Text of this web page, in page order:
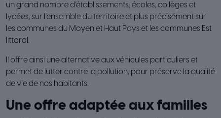
un grand nombre d’établissements, écoles, collèges et
lycées, sur l’ensemble du territoire et plus précisément sur
les communes du Moyen et Haut Pays et les communes Est
littoral.
Il offre ainsi une alternative aux véhicules particuliers et
permet de lutter contre la pollution, pour préserve la qualité
de vie de nos habitants.
Une offre adaptée aux familles